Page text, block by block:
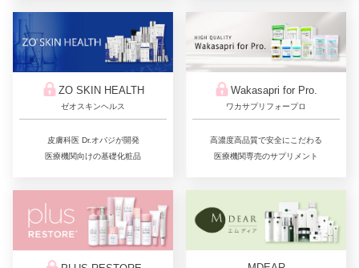
ZO SKIN HEALTH
ゼオスキンヘルス
皮膚科医 Dr.オバジが開発
医療機関向けの基礎化粧品
Wakasapri for Pro.
ワカサプリフォープロ
高濃度高品質で安全にこだわる
医療機関専売のサプリメント